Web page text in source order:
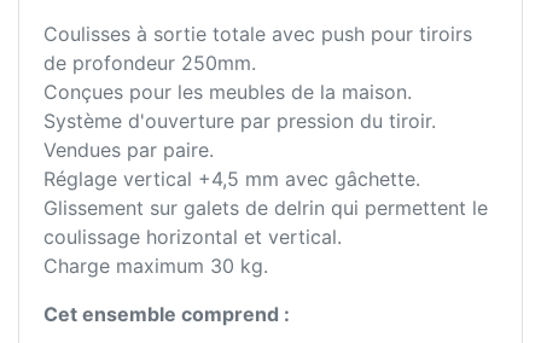
Coulisses à sortie totale avec push pour tiroirs
de profondeur 250mm.
Conçues pour les meubles de la maison.
Système d'ouverture par pression du tiroir.
Vendues par paire.
Réglage vertical +4,5 mm avec gâchette.
Glissement sur galets de delrin qui permettent le
coulissage horizontal et vertical.
Charge maximum 30 kg.
Cet ensemble comprend :